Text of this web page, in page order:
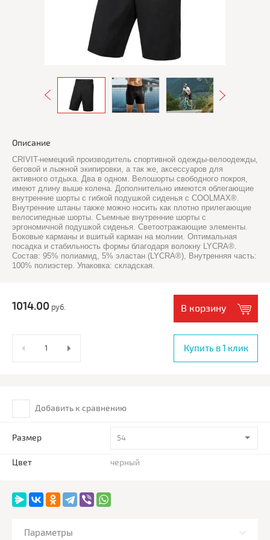
Описание
CRIVIT-немецкий производитель спортивной одежды-велоодежды,
беговой и лыжной экипировки, а так же, аксессуаров для
активного отдыха. Два в одном. Велошорты свободного покроя,
имеют длину выше колена. Дополнительно имеются облегающие
внутренние шорты с гибкой подушкой сиденья с COOLMAX®.
Внутренние штаны также можно носить как плотно прилегающие
велосипедные шорты. Съемные внутренние шорты с
эргономичной подушкой сиденья. Светоотражающие элементы.
Боковые карманы и вшитый карман на молнии. Оптимальная
посадка и стабильность формы благодаря волокну LYCRA®.
Состав: 95% полиамид, 5% эластан (LYCRA®), Внутренняя часть:
100% полиэстер. Упаковка: складская.
1014.00 руб. В корзину
Купить в 1 клик
Добавить к сравнению
Размер 54
Цвет черный
Параметры